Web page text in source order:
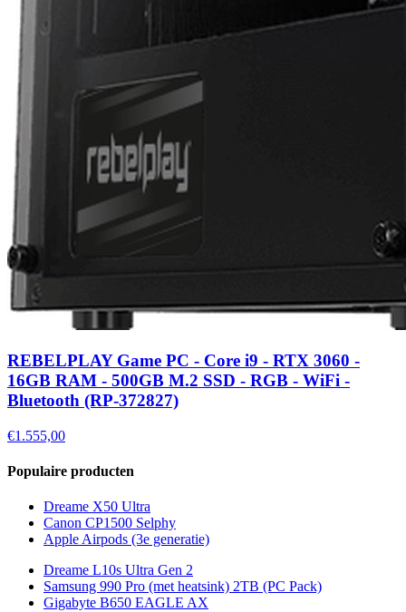
REBELPLAY Game PC - Core i9 - RTX 3060 -
16GB RAM - 500GB M.2 SSD - RGB - WiFi -
Bluetooth (RP-372827)
€1.555,00
Populaire producten
Dreame X50 Ultra
Canon CP1500 Selphy
Apple Airpods (3e generatie)
Dreame L10s Ultra Gen 2
Samsung 990 Pro (met heatsink) 2TB (PC Pack)
Gigabyte B650 EAGLE AX